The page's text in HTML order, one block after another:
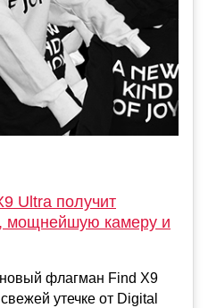
Ultra получит
мощнейшую камеру и
флагман Find X9
утечке от Digital